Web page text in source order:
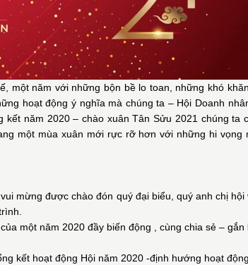
một năm với những bộn bề lo toan, những khó
hoạt động ý nghĩa mà chúng ta – Hội Doanh
năm 2020 – chào xuân Tân Sửu 2021 chúng ta
một mùa xuân mới rực rỡ hơn với những hi vọng
mừng được chào đón quý đại biểu, quý anh chị hội
một năm 2020 đầy biến động , cùng chia sẻ – gắn
kết hoạt động Hội năm 2020 -định hướng hoạt động